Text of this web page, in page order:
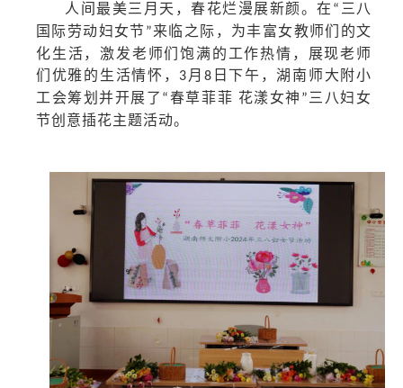
人间最美三月天，春花烂漫展新颜。在 “ 三八
国际劳动妇女节”来临之际 ， 为丰富女教师们的文
化生活，激发老师们饱满的工作热情，展现老师
们 优雅的生活情怀， 3 月 8 日下午，湖南师大 附小
工会筹划并开展了 “春草菲菲 花漾女神 ” 三八妇女
节创意插花主题活动。